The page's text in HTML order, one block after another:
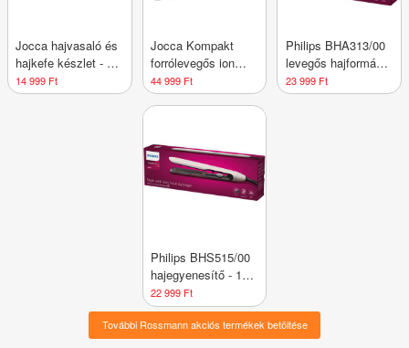
Jocca hajvasaló és
hajkefe készlet - 1
db
14 999 Ft
Jocca Kompakt
forrólevegős ion
technológiás
hajformázó
44 999 Ft
Philips BHA313/00
levegős hajformázó
- 1 db
23 999 Ft
Philips BHS515/00
hajegyenesítő - 1
db
22 999 Ft
További Rossmann akciós termékek betöltése